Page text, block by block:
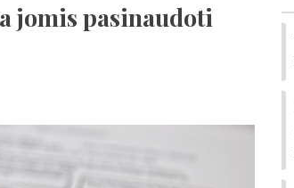
jomis pasinaudoti